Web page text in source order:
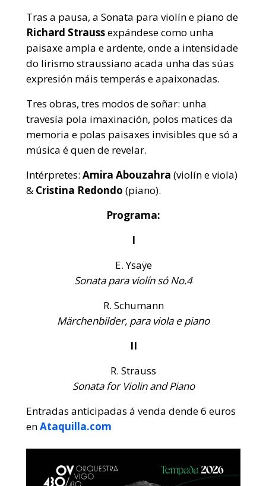
Tras a pausa, a Sonata para violín e piano de
Richard Straussexpándese como unha
paisaxe ampla e ardente, onde a intensidade
do lirismo straussiano acada unha das súas
expresión máis temperás e apaixonadas.
Tres obras, tres modos de soñar: unha
travesía pola imaxinación, polos matices da
memoria e polas paisaxes invisibles que só a
música é quen de revelar.
Intérpretes: Amira Abouzahra (violín e viola)
& Cristina Redondo (piano).
Programa:
I
E. Ysaÿe
Sonata para violín só No.4
R. Schumann
Märchenbilder, para viola e piano
II
R. Strauss
Sonata for Violin and Piano
Entradas anticipadas á venda dende 6 euros
enAtaquilla.com